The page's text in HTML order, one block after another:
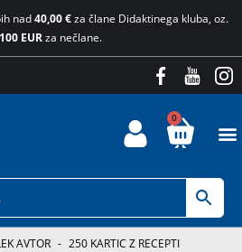
nad40,00 €za člane Didaktinega kluba, oz.
100 EURza nečlane.
0
AVTOR - 250 KARTIC Z RECEPTI